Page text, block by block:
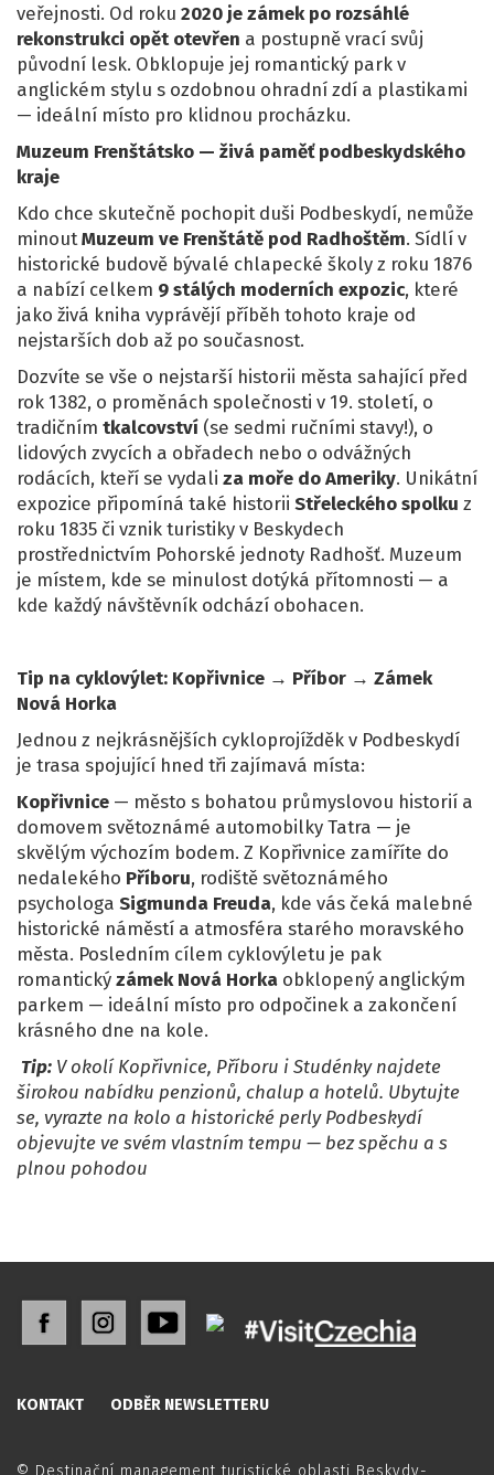
veřejnosti. Od roku 2020 je zámek po rozsáhlé
rekonstrukci opět otevřen a postupně vrací svůj
původní lesk. Obklopuje jej romantický park v
anglickém stylu s ozdobnou ohradní zdí a plastikami
— ideální místo pro klidnou procházku.
Muzeum Frenštátsko — živá paměť podbeskydského
kraje
Kdo chce skutečně pochopit duši Podbeskydí, nemůže
minout Muzeum ve Frenštátě pod Radhoštěm. Sídlí v
historické budově bývalé chlapecké školy z roku 1876
a nabízí celkem 9 stálých moderních expozic, které
jako živá kniha vyprávějí příběh tohoto kraje od
nejstarších dob až po současnost.
Dozvíte se vše o nejstarší historii města sahající před
rok 1382, o proměnách společnosti v 19. století, o
tradičním tkalcovství (se sedmi ručními stavy!), o
lidových zvycích a obřadech nebo o odvážných
rodácích, kteří se vydali za moře do Ameriky. Unikátní
expozice připomíná také historii Střeleckého spolku z
roku 1835 či vznik turistiky v Beskydech
prostřednictvím Pohorské jednoty Radhošť. Muzeum
je místem, kde se minulost dotýká přítomnosti — a
kde každý návštěvník odchází obohacen.
Tip na cyklovýlet: Kopřivnice → Příbor → Zámek
Nová Horka
Jednou z nejkrásnějších cykloprojížděk v Podbeskydí
je trasa spojující hned tři zajímavá místa:
Kopřivnice — město s bohatou průmyslovou historií a
domovem světoznámé automobilky Tatra — je
skvělým výchozím bodem. Z Kopřivnice zamíříte do
nedalekého Příboru, rodiště světoznámého
psychologa Sigmunda Freuda, kde vás čeká malebné
historické náměstí a atmosféra starého moravského
města. Posledním cílem cyklovýletu je pak
romantický zámek Nová Horka obklopený anglickým
parkem — ideální místo pro odpočinek a zakončení
krásného dne na kole.
Tip: V okolí Kopřivnice, Příboru i Studénky najdete
širokou nabídku penzionů, chalup a hotelů. Ubytujte
se, vyrazte na kolo a historické perly Podbeskydí
objevujte ve svém vlastním tempu — bez spěchu a s
plnou pohodou
KONTAKT ODBĚR NEWSLETTERU
© Destinační management turistické oblasti Beskydy-